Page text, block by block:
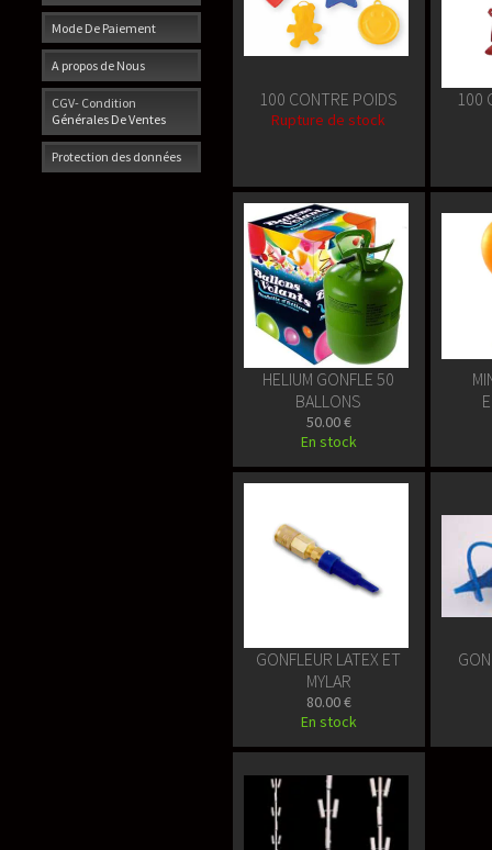
Mode De Paiement
A propos de Nous
CGV- Condition
Générales De Ventes
Protection des données
100 CONTRE POIDS
Rupture de stock
100
HELIUM GONFLE 50
BALLONS
50.00 €
En stock
GONFLEUR LATEX ET
MYLAR
80.00 €
En stock